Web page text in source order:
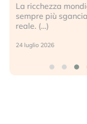
La ricchezza
sempre più
reale. (…)
24 luglio 2026